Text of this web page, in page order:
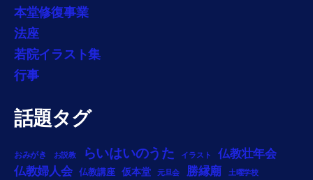
本堂修復事業
法座
若院イラスト集
行事
話題タグ
おみがき お説教 らいはいのうた イラスト
仏教壮年会
仏教婦人会
仏教講座 仮本堂 元旦会 勝縁廟 土曜学校